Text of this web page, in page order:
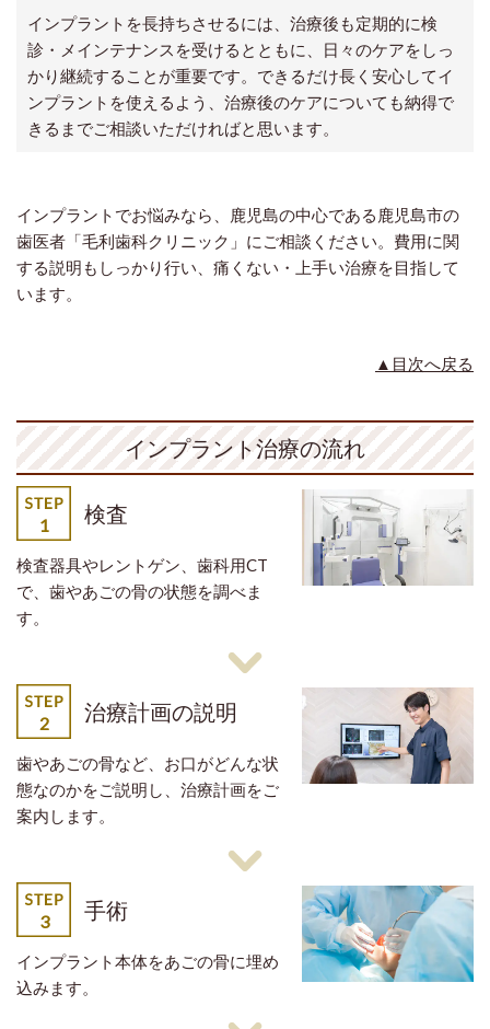
インプラントを長持ちさせるには、治療後も定期的に検
診・メインテナンスを受けるとともに、日々のケアをしっ
かり継続することが重要です。できるだけ長く安心してイ
ンプラントを使えるよう、治療後のケアについても納得で
きるまでご相談いただければと思います。
インプラントでお悩みなら、鹿児島の中心である鹿児島市の
歯医者「毛利歯科クリニック」にご相談ください。費用に関
する説明もしっかり行い、痛くない・上手い治療を目指して
います。
▲目次へ戻る
インプラント治療の流れ
検査
検査器具やレントゲン、歯科用CT
で、歯やあごの骨の状態を調べま
す。
治療計画の説明
歯やあごの骨など、お口がどんな状
態なのかをご説明し、治療計画をご
案内します。
手術
インプラント本体をあごの骨に埋め
込みます。